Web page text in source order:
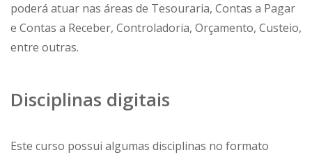
poderá atuar nas áreas de Tesouraria, Contas a Pagar
e Contas a Receber, Controladoria, Orçamento, Custeio,
entre outras.
Disciplinas digitais
Este curso possui algumas disciplinas no formato